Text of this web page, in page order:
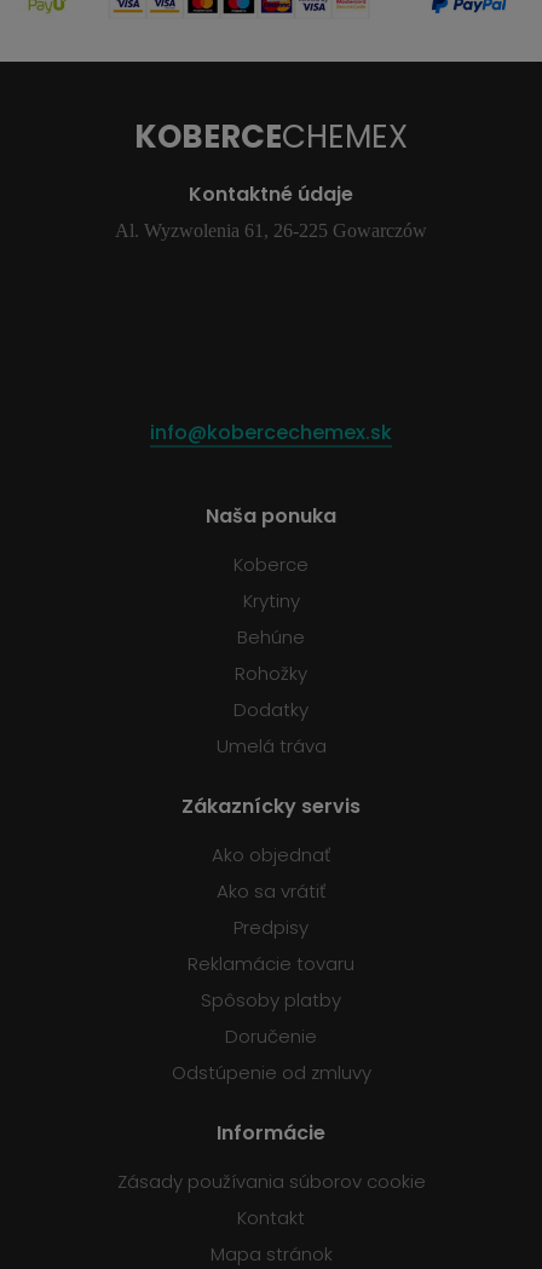
KOBERCECHEMEX
Kontaktné údaje
Al. Wyzwolenia 61, 26-225 Gowarczów
info@kobercechemex.sk
Naša ponuka
Koberce
Krytiny
Behúne
Rohožky
Dodatky
Umelá tráva
Zákaznícky servis
Ako objednať
Ako sa vrátiť
Predpisy
Reklamácie tovaru
Spôsoby platby
Doručenie
Odstúpenie od zmluvy
Informácie
Zásady používania súborov cookie
Kontakt
Mapa stránok